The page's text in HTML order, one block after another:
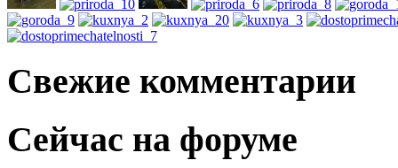
Свежие комментарии
Сейчас на форуме